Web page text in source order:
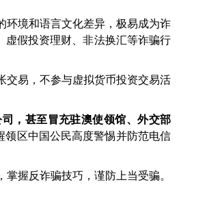
环境和语言文化差异，极易成为诈
虚假投资理财、非法换汇等诈骗行
交易，不参与虚拟货币投资交易活
，甚至冒充驻澳使领馆、外交部
领区中国公民高度警惕并防范电信
握反诈骗技巧，谨防上当受骗。